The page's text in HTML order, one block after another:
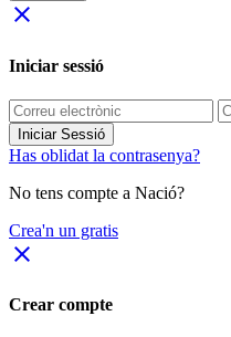
close
Iniciar sessió
Iniciar Sessió
Has oblidat la contrasenya?
No tens compte a Nació?
Crea'n un gratis
close
Crear compte